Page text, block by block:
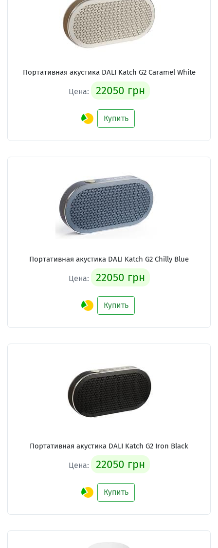
Портативная акустика DALI Katch G2 Caramel White
Цена: 22050 грн
Купить
Портативная акустика DALI Katch G2 Chilly Blue
Цена: 22050 грн
Купить
Портативная акустика DALI Katch G2 Iron Black
Цена: 22050 грн
Купить